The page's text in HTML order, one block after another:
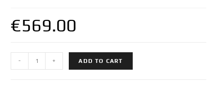
€569.00
ELECTROLUX
- + ADD TO CART